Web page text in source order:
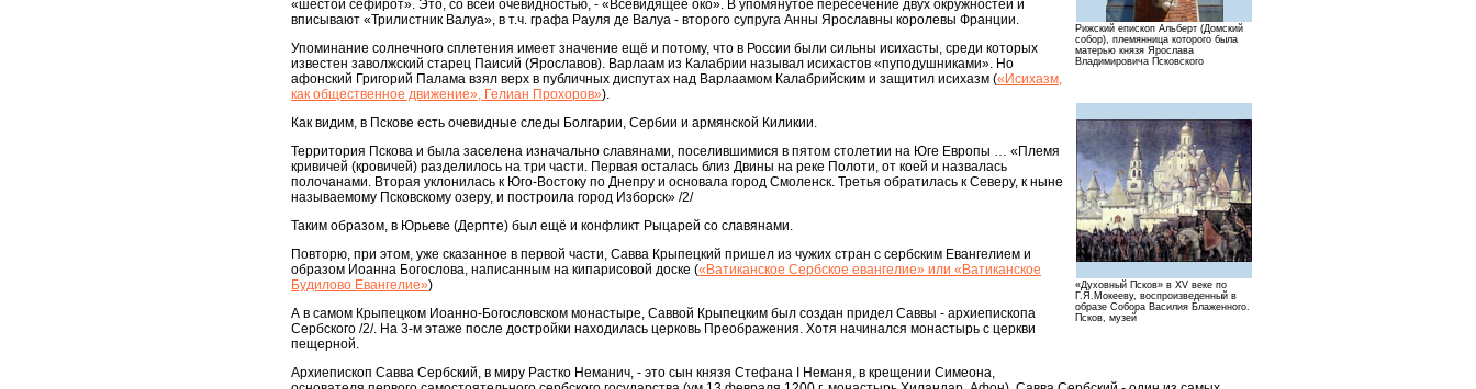
Рижский епископ Альберт (Домский
собор), племянница которого была
матерью князя Ярослава
Владимировича Псковского
«Духовный Псков» в XV веке по
Г.Я.Мокееву, воспроизведенный в
образе Собора Василия Блаженного.
Псков, музей
«шестой сефирот». Это, со всей очевидностью, - «Всевидящее око». В упомянутое пересечение двух окружностей и
вписывают «Трилистник Валуа», в т.ч. графа Рауля де Валуа - второго супруга Анны Ярославны королевы Франции.
Упоминание солнечного сплетения имеет значение ещё и потому, что в России были сильны исихасты, среди которых
известен заволжский старец Паисий (Ярославов). Варлаам из Калабрии называл исихастов «пуподушниками». Но
афонский Григорий Палама взял верх в публичных диспутах над Варлаамом Калабрийским и защитил исихазм («Исихазм,
как общественное движение», Гелиан Прохоров»).
Как видим, в Пскове есть очевидные следы Болгарии, Сербии и армянской Киликии.
Территория Пскова и была заселена изначально славянами, поселившимися в пятом столетии на Юге Европы … «Племя
кривичей (кровичей) разделилось на три части. Первая осталась близ Двины на реке Полоти, от коей и назвалась
полочанами. Вторая уклонилась к Юго-Востоку по Днепру и основала город Смоленск. Третья обратилась к Северу, к ныне
называемому Псковскому озеру, и построила город Изборск» /2/
Таким образом, в Юрьеве (Дерпте) был ещё и конфликт Рыцарей со славянами.
Повторю, при этом, уже сказанное в первой части, Савва Крыпецкий пришел из чужих стран с сербским Евангелием и
образом Иоанна Богослова, написанным на кипарисовой доске («Ватиканское Сербское евангелие» или «Ватиканское
Будилово Евангелие»)
А в самом Крыпецком Иоанно-Богословском монастыре, Саввой Крыпецким был создан придел Саввы - архиепископа
Сербского /2/. На 3-м этаже после достройки находилась церковь Преображения. Хотя начинался монастырь с церкви
пещерной.
Архиепископ Савва Сербский, в миру Растко Неманич, - это сын князя Стефана I Неманя, в крещении Симеона,